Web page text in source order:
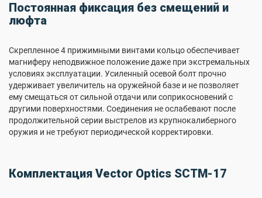
Постоянная фиксация без смещений и
люфта
Скрепленное 4 прижимными винтами кольцо обеспечивает
магниферу неподвижное положение даже при экстремальных
условиях эксплуатации. Усиленный осевой болт прочно
удерживает увеличитель на оружейной базе и не позволяет
ему смещаться от сильной отдачи или соприкосновений с
другими поверхностями. Соединения не ослабевают после
продолжительной серии выстрелов из крупнокалиберного
оружия и не требуют периодической корректировки.
Комплектация Vector Optics SCTM-17